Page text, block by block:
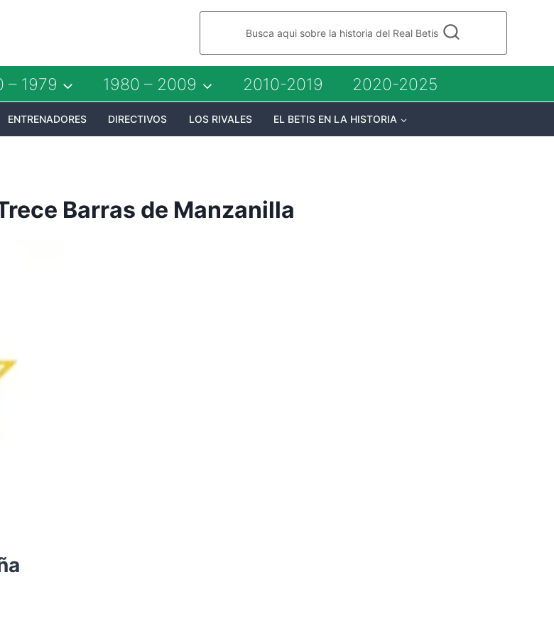
Busca aqui sobre la historia del Real Betis
– 1979 1980 – 2009 2010-2019 2020-2025
ENTRENADORES DIRECTIVOS LOS RIVALES EL BETIS EN LA HISTORIA
Barras de Manzanilla